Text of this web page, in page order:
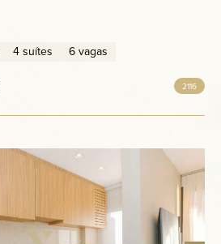
4 suítes 6 vagas
2116